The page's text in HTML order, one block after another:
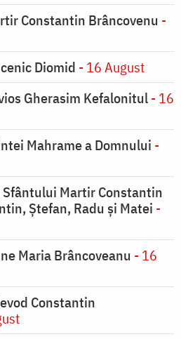
Constantin Brâncovenu -
Diomid - 16 August
Gherasim Kefalonitul- 16
Mahrame a Domnului -
Martir Constantin
Ștefan, Radu și Matei -
Maria Brâncoveanu - 16
Constantin